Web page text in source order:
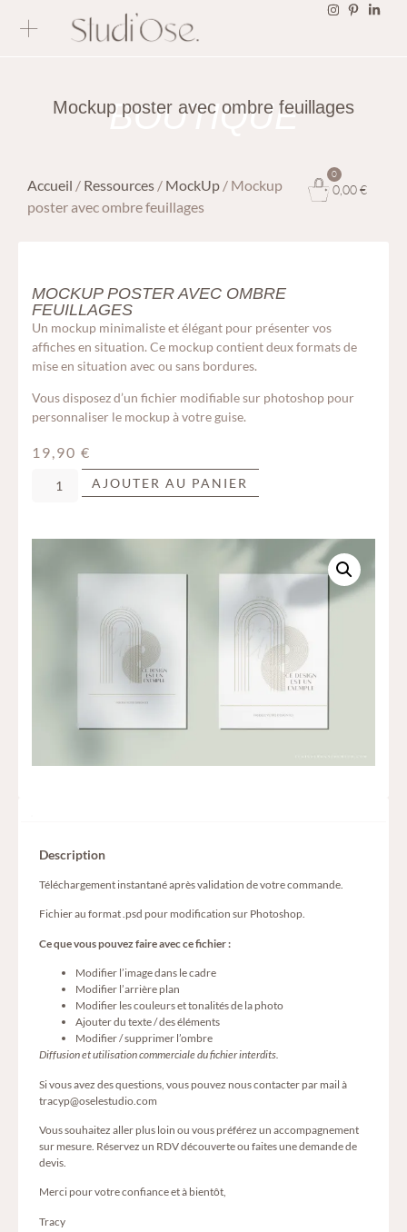
BOUTIQUE
Mockup poster avec ombre feuillages
Accueil / Ressources / MockUp / Mockup
poster avec ombre feuillages
0,00€
0
MOCKUP POSTER AVEC OMBRE
FEUILLAGES
Un mockup minimaliste et élégant pour présenter vos
affiches en situation. Ce mockup contient deux formats de
mise en situation avec ou sans bordures.
Vous disposez d’un fichier modifiable sur photoshop pour
personnaliser le mockup à votre guise.
19,90€
AJOUTER AU PANIER
Description
Téléchargement instantané après validation de votre commande.
Fichier au format .psd pour modification sur Photoshop.
Ce que vous pouvez faire avec ce fichier :
Modifier l’image dans le cadre
Modifier l’arrière plan
Modifier les couleurs et tonalités de la photo
Ajouter du texte / des éléments
Modifier / supprimer l’ombre
Diffusion et utilisation commerciale du fichier interdits.
Si vous avez des questions, vous pouvez nous contacter par mail à
tracyp@oselestudio.com
Vous souhaitez aller plus loin ou vous préférez un accompagnement
sur mesure. Réservez un RDV découverteou faitesune demande de
devis
Merci pour votre confiance et à bientôt,
Tracy